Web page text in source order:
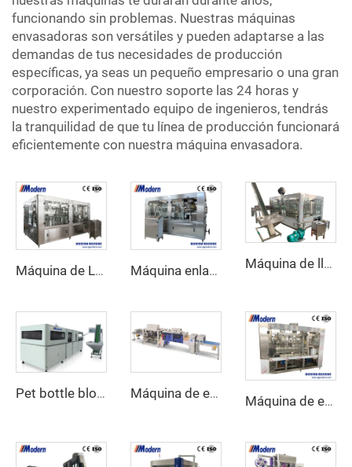
funcionando sin problemas. Nuestras máquinas
envasadoras son versátiles y pueden adaptarse a las
demandas de tus necesidades de producción
específicas, ya seas un pequeño empresario o una gran
corporación. Con nuestro soporte las 24 horas y
nuestro experimentado equipo de ingenieros, tendrás
la tranquilidad de que tu línea de producción funcionará
eficientemente con nuestra máquina envasadora.
Máquina de Llenado de Bebidas Carbonatadas para Botellas PET Máquina enlatadora de bebidas carbonatadas
Máquina de llenado de botellas de cerveza
Pet bottle blowing machine Máquina de envoltura retráctil lineal
Máquina de envasado de jugo en lata